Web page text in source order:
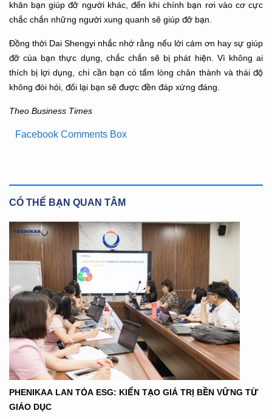
khăn bạn giúp đỡ người khác, đến khi chính bạn rơi vào cơ cực
chắc chắn những người xung quanh sẽ giúp đỡ bạn.
Đồng thời Dai Shengyi nhắc nhở rằng nếu lời cảm ơn hay sự giúp
đỡ của bạn thực dụng, chắc chắn sẽ bị phát hiện. Vì không ai
thích bị lợi dụng, chỉ cần bạn có tấm lòng chân thành và thái độ
không đòi hỏi, đổi lại bạn sẽ được đền đáp xứng đáng.
Theo Business Times
Facebook Comments Box
CÓ THỂ BẠN QUAN TÂM
PHENIKAA LAN TỎA ESG: KIẾN TẠO GIÁ TRỊ BỀN VỮNG TỪ
GIÁO DỤC